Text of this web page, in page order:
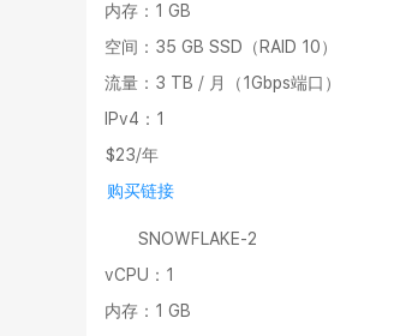
内存：1 GB
空间：35 GB SSD（RAID 10）
流量：3 TB / 月（1Gbps端口）
IPv4：1
$23/年
购买链接
SNOWFLAKE-2
vCPU：1
内存：1 GB